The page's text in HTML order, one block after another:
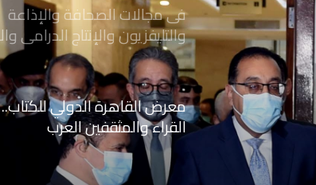
معرض القاهرة الدولي
القراء والمثقفين العرب
بعد انتهاء المدة المحددة فتح
الاشتراك بمشروع العلاج بنقابة
الصحفيين المصريين